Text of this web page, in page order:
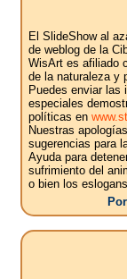
El SlideShow al
de weblog de la
WisArt es afiliado
de la naturaleza y
Puedes enviar las
especiales
políticas en
Nuestras
sugerencias para
Ayuda para
sufrimiento del
o bien los